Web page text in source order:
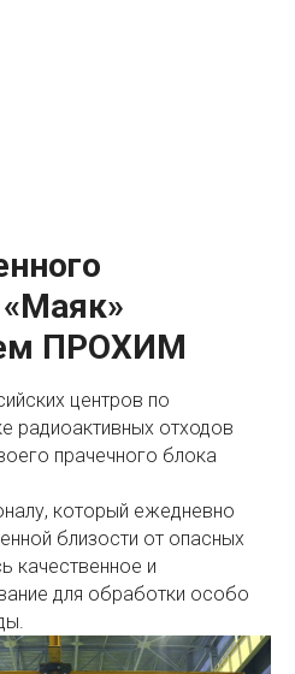
ПРОХИМ
центров по
радиоактивных отходов
прачечного блока
который ежедневно
близости от опасных
качественное и
для обработки особо